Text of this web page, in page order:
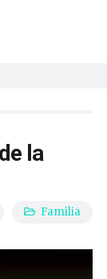
la
Familia